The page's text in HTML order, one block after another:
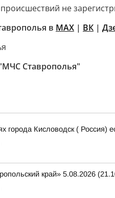
не
в MAX | ВК |
Ставрополья"
города Кисловодск (
край» 5.08.2026